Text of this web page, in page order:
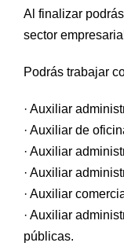
Al finalizar
sector
Podrás trabajar
· Auxiliar
· Auxiliar de
· Auxiliar
· Auxiliar
· Auxiliar
· Auxiliar
públicas.